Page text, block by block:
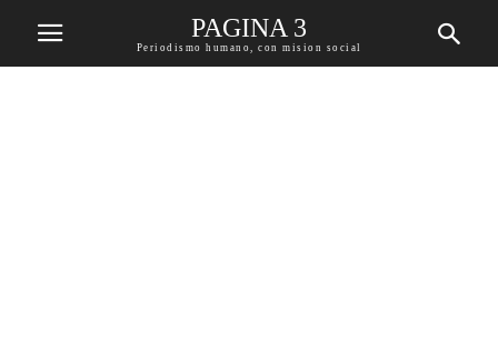
PAGINA 3
Periodismo humano, con mision social